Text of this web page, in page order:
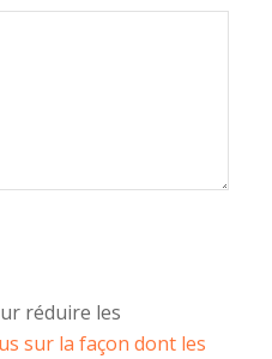
réduire les
sur la façon dont les